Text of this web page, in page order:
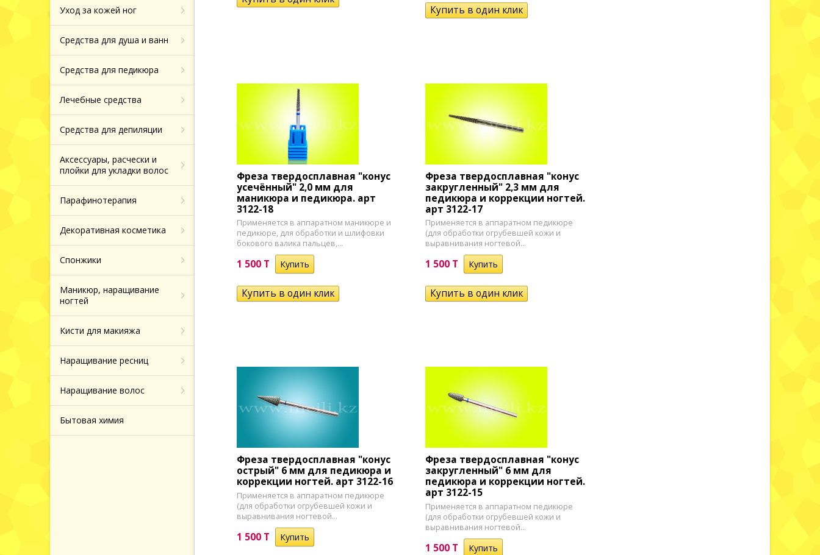
Тоники, молочко, тонер
кожи вокруг глаз
Маски патчи для кожи
Уход за кожей ног
Средства для душа и ванн
Средства для педикюра
Лечебные средства
Продукция из турмалина
Средства для депиляции
Аксессуары, расчески и
плойки для укладки волос
Парафинотерапия
Декоративная косметика
Спонжики
Маникюр, наращивание
ногтей
Типсы для наращивания
Кисти для макияжа
Наращивание ресниц
Наращивание волос
Бытовая химия
Фреза твердосплавная "конус
усечённый" 2,0 мм для
маникюра и педикюра. арт
3122-18
Применяется в аппаратном маникюре и
педикюре, для обработки и шлифовки
бокового валика пальцев,...
1 500 T
Фреза твердосплавная "конус
закругленный" 2,3 мм для
педикюра и коррекции ногтей.
арт 3122-17
Применяется в аппаратном педикюре
(для обработки огрубевшей кожи и
выравнивания ногтевой...
1 500 T
Фреза твердосплавная "конус
острый" 6 мм для педикюра и
коррекции ногтей. арт 3122-16
Применяется в аппаратном педикюре
(для обработки огрубевшей кожи и
выравнивания ногтевой...
1 500 T
Фреза твердосплавная "конус
закругленный" 6 мм для
педикюра и коррекции ногтей.
арт 3122-15
Применяется в аппаратном педикюре
(для обработки огрубевшей кожи и
выравнивания ногтевой...
1 500 T